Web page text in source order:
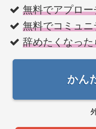
無料でアプロ
無料でコミュ
辞めたくなっ
かん